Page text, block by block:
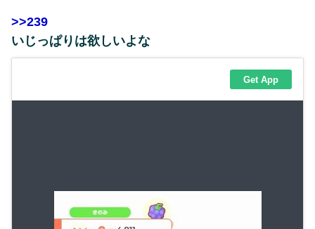
>>239
いじっぱりは欲しいよな